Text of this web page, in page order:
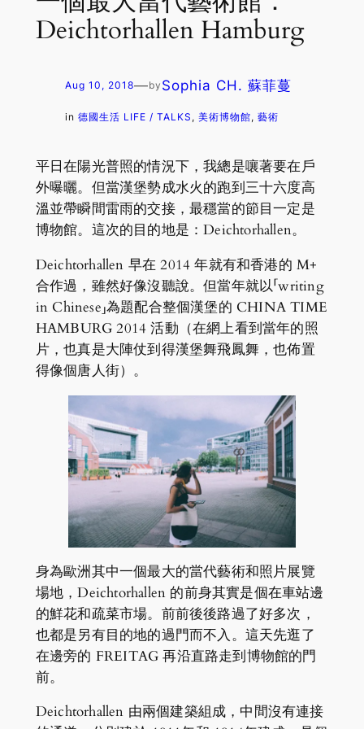
Deichtorhallen Hamburg
Aug 10, 2018—by Sophia CH. 蘇菲蔓
in 德國生活 LIFE / TALKS , 美術博物館, 藝術
平日在陽光普照的情況下，我總是嚷著要在戶
外曝曬。但當漢堡勢成水火的跑到三十六度高
溫並帶瞬間雷雨的交接，最穩當的節目一定是
博物館。這次的目的地是：Deichtorhallen。
Deichtorhallen 早在 2014 年就有和香港的 M+
合作過，雖然好像沒聽說。但當年就以「writing
in Chinese」為題配合整個漢堡的 CHINA TIME
HAMBURG 2014 活動（在網上看到當年的照
片，也真是大陣仗到得漢堡舞飛鳳舞，也佈置
得像個唐人街）。
身為歐洲其中一個最大的當代藝術和照片展覽
場地，Deichtorhallen 的前身其實是個在車站邊
的鮮花和疏菜市場。前前後後路過了好多次，
也都是另有目的地的過門而不入。這天先逛了
在邊旁的 FREITAG 再沿直路走到博物館的門
前。
Deichtorhallen 由兩個建築組成，中間沒有連接